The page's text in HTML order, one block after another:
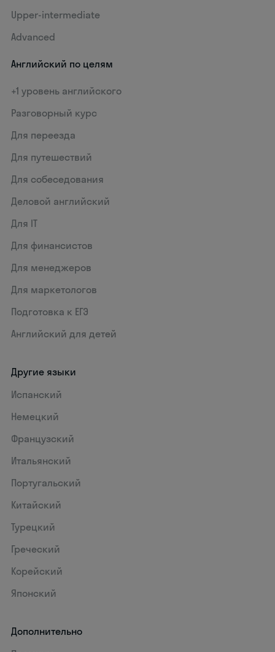
Upper-intermediate
Advanced
Английский по целям
+1 уровень английского
Разговорный курс
Для переезда
Для путешествий
Для собеседования
Деловой английский
Для IT
Для финансистов
Для менеджеров
Для маркетологов
Подготовка к ЕГЭ
Английский для детей
Другие языки
Испанский
Немецкий
Французский
Итальянский
Португальский
Китайский
Турецкий
Греческий
Корейский
Японский
Дополнительно